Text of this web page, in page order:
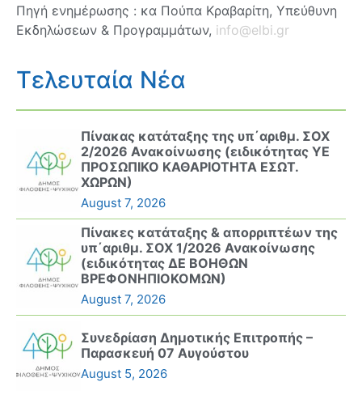
Πηγή ενημέρωσης : κα Πούπα Κραβαρίτη, Υπεύθυνη
Εκδηλώσεων & Προγραμμάτων, info@elbi.gr
Τελευταία Νέα
Πίνακας κατάταξης της υπ΄αριθμ. ΣΟΧ
2/2026 Ανακοίνωσης (ειδικότητας ΥΕ
ΠΡΟΣΩΠΙΚΟ ΚΑΘΑΡΙΟΤΗΤΑ ΕΣΩΤ.
ΧΩΡΩΝ)
August 7, 2026
Πίνακες κατάταξης & απορριπτέων της
υπ΄αριθμ. ΣΟΧ 1/2026 Ανακοίνωσης
(ειδικότητας ΔΕ ΒΟΗΘΩΝ
ΒΡΕΦΟΝΗΠΙΟΚΟΜΩΝ)
August 7, 2026
Συνεδρίαση Δημοτικής Επιτροπής –
Παρασκευή 07 Αυγούστου
August 5, 2026